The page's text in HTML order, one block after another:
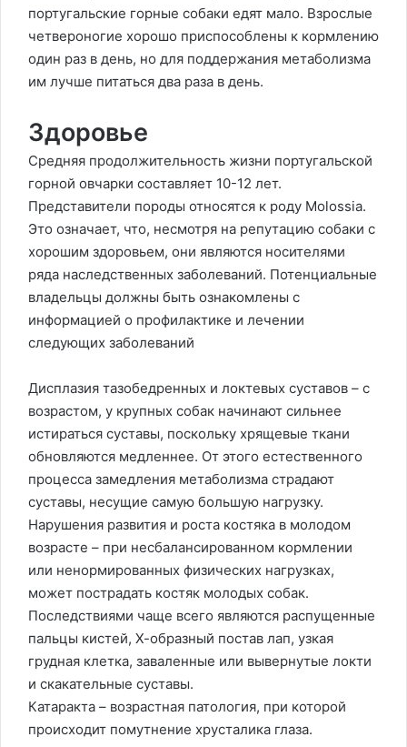
португальские горные собаки едят мало. Взрослые
четвероногие хорошо приспособлены к кормлению
один раз в день, но для поддержания метаболизма
им лучше питаться два раза в день.
Здоровье
Средняя продолжительность жизни португальской
горной овчарки составляет 10-12 лет.
Представители породы относятся к роду Molossia.
Это означает, что, несмотря на репутацию собаки с
хорошим здоровьем, они являются носителями
ряда наследственных заболеваний. Потенциальные
владельцы должны быть ознакомлены с
информацией о профилактике и лечении
следующих заболеваний
Дисплазия тазобедренных и локтевых суставов – с
возрастом, у крупных собак начинают сильнее
истираться суставы, поскольку хрящевые ткани
обновляются медленнее. От этого естественного
процесса замедления метаболизма страдают
суставы, несущие самую большую нагрузку.
Нарушения развития и роста костяка в молодом
возрасте – при несбалансированном кормлении
или ненормированных физических нагрузках,
может пострадать костяк молодых собак.
Последствиями чаще всего являются распущенные
пальцы кистей, Х-образный постав лап, узкая
грудная клетка, заваленные или вывернутые локти
и скакательные суставы.
Катаракта – возрастная патология, при которой
происходит помутнение хрусталика глаза.